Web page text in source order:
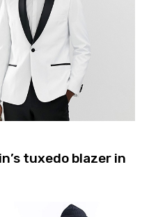
tuxedo blazer in